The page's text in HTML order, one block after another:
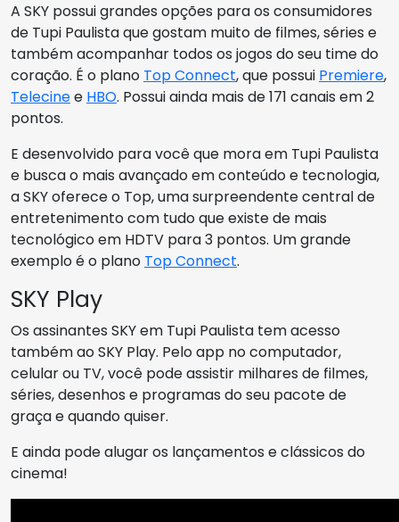
A SKY possui grandes opções para os consumidores
de Tupi Paulista que gostam muito de filmes, séries e
também acompanhar todos os jogos do seu time do
coração. É o plano Top Connect, que possui Premiere,
Telecinee HBO. Possui ainda mais de 171 canais em 2
pontos.
E desenvolvido para você que mora em Tupi Paulista
e busca o mais avançado em conteúdo e tecnologia,
a SKY oferece o Top, uma surpreendente central de
entretenimento com tudo que existe de mais
tecnológico em HDTV para 3 pontos. Um grande
exemplo é o plano Top Connect.
SKY Play
Os assinantes SKY em Tupi Paulista tem acesso
também ao SKY Play. Pelo app no computador,
celular ou TV, você pode assistir milhares de filmes,
séries, desenhos e programas do seu pacote de
graça e quando quiser.
E ainda pode alugar os lançamentos e clássicos do
cinema!